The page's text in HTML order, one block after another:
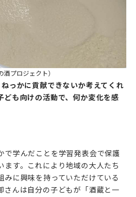
プロジェクト）
っかに貢献できないか考えてくれ
ども向けの活動で、何か変化を感
で学んだことを学習発表会で保護
ます。これにより地域の大人たち
みに興味を持っていただけている
さんは自分の子どもが「酒蔵と一